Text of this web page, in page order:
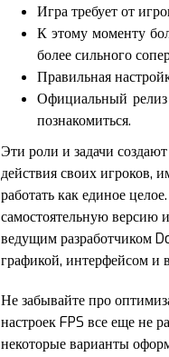
Игра требует от
К этому моменту
более сильного
Правильная
Официальный релиз
познакомиться.
Эти роли и задачи
действия своих игроков,
работать как единое
самостоятельную версию
ведущим разработчиком
графикой, интерфейсом и
Не забывайте про
настроек FPS все еще не
некоторые варианты